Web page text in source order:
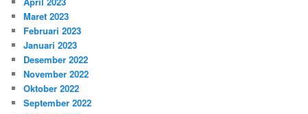
Maret 2023
Februari 2023
Januari 2023
Desember 2022
November 2022
Oktober 2022
September 2022